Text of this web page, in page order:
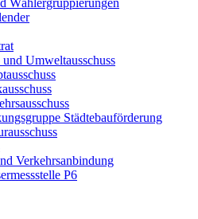
Wählergruppierungen
Umweltausschuss
Städtebauförderung
Verkehrsanbindung
P6